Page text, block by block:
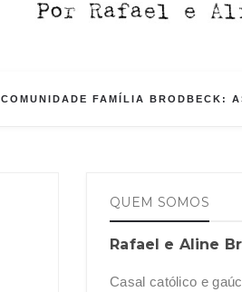
COMUNIDADE FAMÍLIA BRODBECK:
QUEM SOMOS
Rafael e Aline
Casal católico e